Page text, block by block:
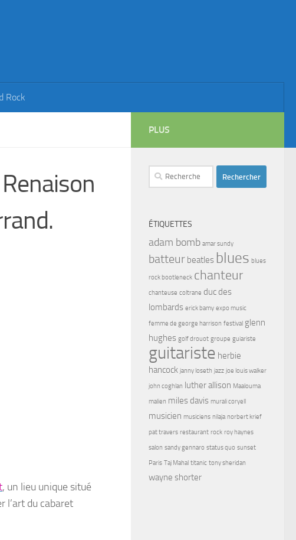
Rock
, un lieu unique situé
l’art du cabaret
PLUS
Rechercher :
ÉTIQUETTES
adam bomb amar sundy
batteur beatles blues blues
rock bootleneck chanteur
chanteuse coltrane duc des
lombards erick bamy expo music
femme de george harrison festival glenn
hughes golf drouot groupe guiariste
guitariste herbie
hancock janny loseth jazz joe louis walker
john coghlan luther allison Maalouma
malien miles davis murali coryell
musicien musiciens nilaja norbert krief
pat travers restaurant rock roy haynes
salon sandy gennaro status quo sunset
Paris Taj Mahal titanic tony sheridan
wayne shorter